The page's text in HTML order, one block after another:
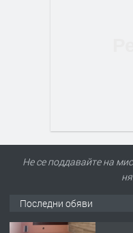
Не се поддавайте на
Последни обяви
ПРЕДЛАГА